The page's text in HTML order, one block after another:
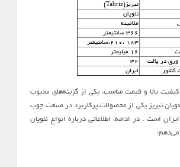
تبریز(Tabriz)
نئوپان
ملامینه
۳۶۶ سانتیمتر
۱۸۳ ،۲۱۰،سانتیمتر
16 میلیمتر
ورق در پالت
۳۲
کشور
ایران
کیفیت بالا و قیمت مناسب، یکی از گزینه‌های محبوب
تبریز یکی از محصولات پرکاربرد در صنعت چوب
است . در ادامه، اطلاعاتی درباره انواع نئوپان
می‌دهم: